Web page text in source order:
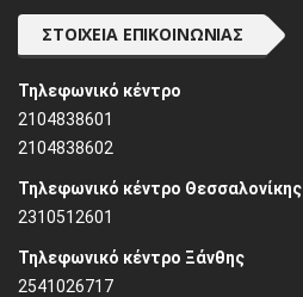
ΣΤΟΙΧΕΊΑ ΕΠΙΚΟΙΝΩΝΊΑΣ
Τηλεφωνικό κέντρο
2104838601
2104838602
Τηλεφωνικό κέντρο Θεσσαλονίκης
2310512601
Τηλεφωνικό κέντρο Ξάνθης
2541026717